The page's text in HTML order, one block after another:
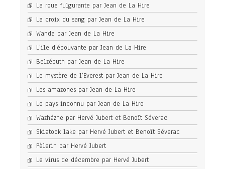
La roue fulgurante par Jean de La Hire
La croix du sang par Jean de La Hire
Wanda par Jean de La Hire
L’ile d’épouvante par Jean de La Hire
Belzébuth par Jean de La Hire
Le mystère de l’Everest par Jean de La Hire
Les amazones par Jean de La Hire
Le pays inconnu par Jean de La Hire
Wazházhe par Hervé Jubert et Benoît Séverac
Skiatook lake par Hervé Jubert et Benoît Séverac
Pèlerin par Hervé Jubert
Le virus de décembre par Hervé Jubert